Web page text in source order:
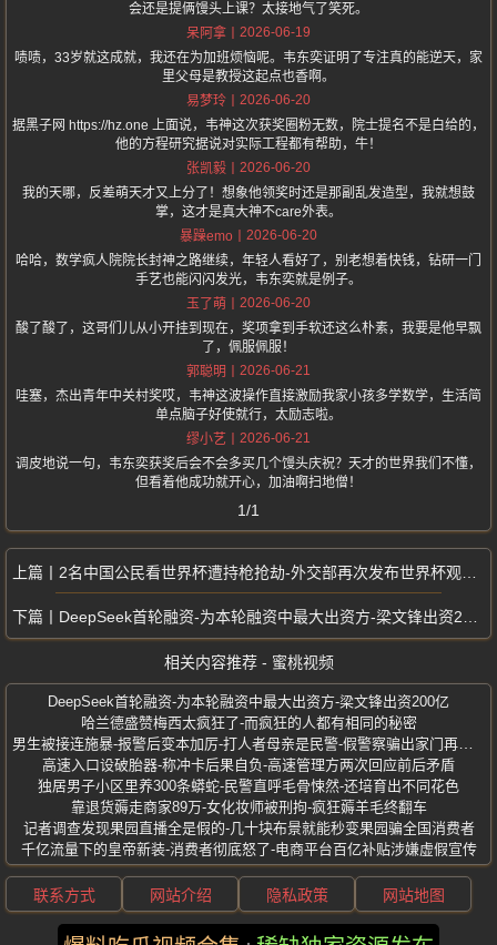
会还是提俩馒头上课？太接地气了笑死。
呆阿拿
2026-06-19
啧啧，33岁就这成就，我还在为加班烦恼呢。韦东奕证明了专注真的能逆天，家
里父母是教授这起点也香啊。
易梦玲
2026-06-20
据黑子网 https://hz.one 上面说，韦神这次获奖圈粉无数，院士提名不是白给的，
他的方程研究据说对实际工程都有帮助，牛！
张凯毅
2026-06-20
我的天哪，反差萌天才又上分了！想象他领奖时还是那副乱发造型，我就想鼓
掌，这才是真大神不care外表。
暴躁emo
2026-06-20
哈哈，数学疯人院院长封神之路继续，年轻人看好了，别老想着快钱，钻研一门
手艺也能闪闪发光，韦东奕就是例子。
玉了萌
2026-06-20
酸了酸了，这哥们儿从小开挂到现在，奖项拿到手软还这么朴素，我要是他早飘
了，佩服佩服！
郭聪明
2026-06-21
哇塞，杰出青年中关村奖哎，韦神这波操作直接激励我家小孩多学数学，生活简
单点脑子好使就行，太励志啦。
缪小艺
2026-06-21
调皮地说一句，韦东奕获奖后会不会多买几个馒头庆祝？天才的世界我们不懂，
但看着他成功就开心，加油啊扫地僧！
1/1
2名中国公民看世界杯遭持枪抢劫-外交部再次发布世界杯观赛提醒
DeepSeek首轮融资-为本轮融资中最大出资方-梁文锋出资200亿
相关内容推荐 - 蜜桃视频
DeepSeek首轮融资-为本轮融资中最大出资方-梁文锋出资200亿
哈兰德盛赞梅西太疯狂了-而疯狂的人都有相同的秘密
高速入口设破胎器-称冲卡后果自负-高速管理方两次回应前后矛盾
独居男子小区里养300条蟒蛇-民警直呼毛骨悚然-还培育出不同花色
靠退货薅走商家89万-女化妆师被刑拘-疯狂薅羊毛终翻车
记者调查发现果园直播全是假的-几十块布景就能秒变果园骗全国消费者
千亿流量下的皇帝新装-消费者彻底怒了-电商平台百亿补贴涉嫌虚假宣传
联系方式 网站介绍 隐私政策 网站地图